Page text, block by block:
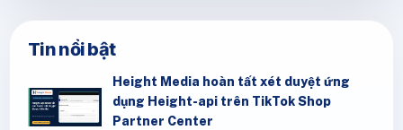
Tin nổi bật
Height Media hoàn tất xét duyệt ứng
dụng Height-api trên TikTok Shop
Partner Center